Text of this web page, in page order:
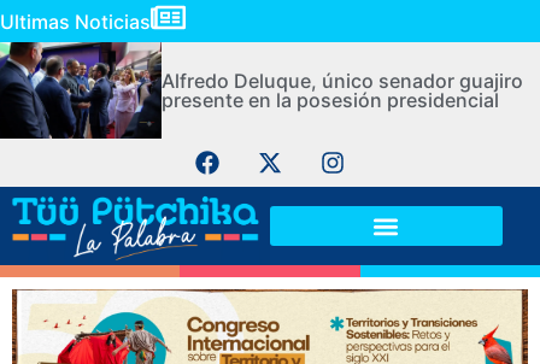
Ultimas Noticias
Alfredo Deluque, único senador guajiro
presente en la posesión presidencial